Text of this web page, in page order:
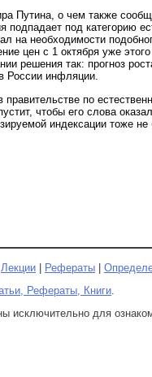
Путина, о чем также
подпадает под категорию
на необходимости
цен с 1 октября уже
решения так: прогноз
России инфляции.
правительстве по
чтобы его слова
индексации тоже не
Лекции | Рефераты |
Рефераты, Книги.
исключительно для